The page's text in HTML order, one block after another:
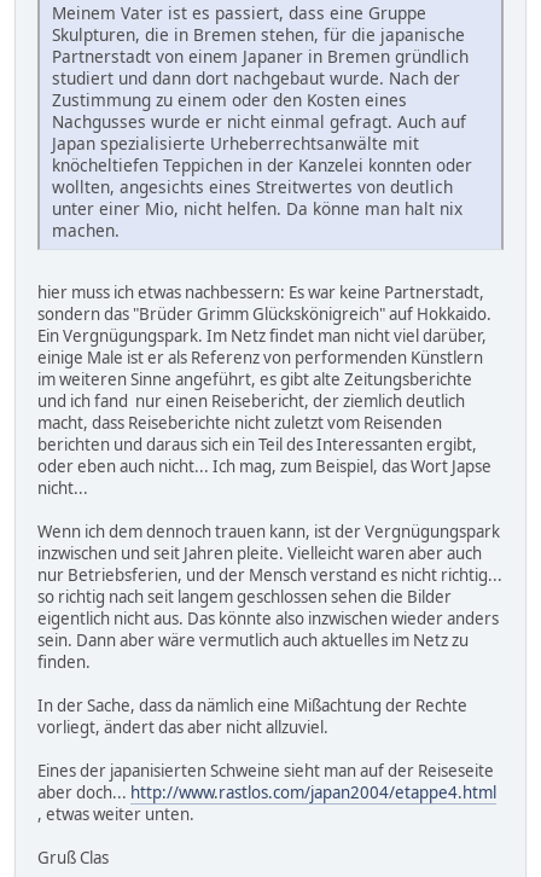
Meinem Vater ist es passiert, dass eine Gruppe
Skulpturen, die in Bremen stehen, für die japanische
Partnerstadt von einem Japaner in Bremen gründlich
studiert und dann dort nachgebaut wurde. Nach der
Zustimmung zu einem oder den Kosten eines
Nachgusses wurde er nicht einmal gefragt. Auch auf
Japan spezialisierte Urheberrechtsanwälte mit
knöcheltiefen Teppichen in der Kanzelei konnten oder
wollten, angesichts eines Streitwertes von deutlich
unter einer Mio, nicht helfen. Da könne man halt nix
machen.
hier muss ich etwas nachbessern: Es war keine Partnerstadt,
sondern das "Brüder Grimm Glückskönigreich" auf Hokkaido.
Ein Vergnügungspark. Im Netz findet man nicht viel darüber,
einige Male ist er als Referenz von performenden Künstlern
im weiteren Sinne angeführt, es gibt alte Zeitungsberichte
und ich fand nur einen Reisebericht, der ziemlich deutlich
macht, dass Reiseberichte nicht zuletzt vom Reisenden
berichten und daraus sich ein Teil des Interessanten ergibt,
oder eben auch nicht... Ich mag, zum Beispiel, das Wort Japse
nicht...
Wenn ich dem dennoch trauen kann, ist der Vergnügungspark
inzwischen und seit Jahren pleite. Vielleicht waren aber auch
nur Betriebsferien, und der Mensch verstand es nicht richtig...
so richtig nach seit langem geschlossen sehen die Bilder
eigentlich nicht aus. Das könnte also inzwischen wieder anders
sein. Dann aber wäre vermutlich auch aktuelles im Netz zu
finden.
In der Sache, dass da nämlich eine Mißachtung der Rechte
vorliegt, ändert das aber nicht allzuviel.
Eines der japanisierten Schweine sieht man auf der Reiseseite
aber doch... http://www.rastlos.com/japan2004/etappe4.html
, etwas weiter unten.
Gruß Clas